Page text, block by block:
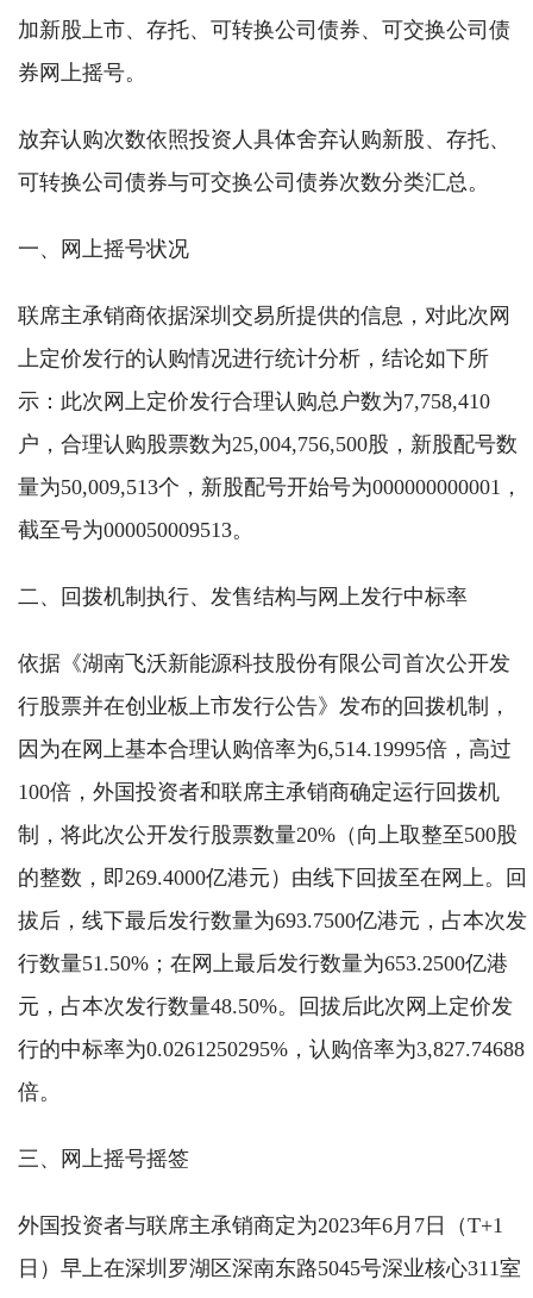
加新股上市、存托、可转换公司债券、可交换公司债
券网上摇号。
放弃认购次数依照投资人具体舍弃认购新股、存托、
可转换公司债券与可交换公司债券次数分类汇总。
一、网上摇号状况
联席主承销商依据深圳交易所提供的信息，对此次网
上定价发行的认购情况进行统计分析，结论如下所
示：此次网上定价发行合理认购总户数为7,758,410
户，合理认购股票数为25,004,756,500股，新股配号数
量为50,009,513个，新股配号开始号为000000000001，
截至号为000050009513。
二、回拨机制执行、发售结构与网上发行中标率
依据《湖南飞沃新能源科技股份有限公司首次公开发
行股票并在创业板上市发行公告》发布的回拨机制，
因为在网上基本合理认购倍率为6,514.19995倍，高过
100倍，外国投资者和联席主承销商确定运行回拨机
制，将此次公开发行股票数量20%（向上取整至500股
的整数，即269.4000亿港元）由线下回拔至在网上。回
拔后，线下最后发行数量为693.7500亿港元，占本次发
行数量51.50%；在网上最后发行数量为653.2500亿港
元，占本次发行数量48.50%。回拔后此次网上定价发
行的中标率为0.0261250295%，认购倍率为3,827.74688
倍。
三、网上摇号摇签
外国投资者与联席主承销商定为2023年6月7日（T+1
日）早上在深圳罗湖区深南东路5045号深业核心311室